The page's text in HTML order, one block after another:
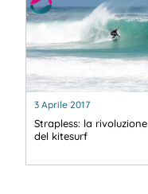
3 Aprile 2017
Strapless: la rivoluzione
del kitesurf